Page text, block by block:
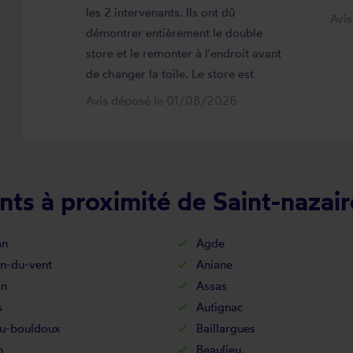
les 2 intervenants. Ils ont dû
démontrer entièrement le double
store et le remonter à l'endroit avant
de changer la toile. Le store est
maintenant comme neuf, parfaitement
Avis déposé le 01/08/2026
à proximité de Saint-
Agde
du-vent Aniane
Assas
Autignac
bouldoux Baillargues
Beaulieu